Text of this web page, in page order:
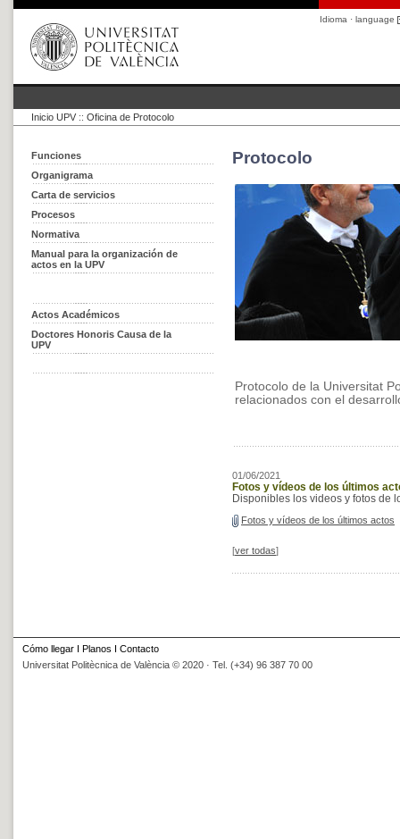
Idioma · language
Inicio UPV :: Oficina de Protocolo
Funciones
Organigrama
Carta de servicios
Procesos
Normativa
Manual para la organización de
actos en la UPV
Actos Académicos
Doctores Honoris Causa de la
UPV
Protocolo
Protocolo de la Universitat
relacionados con el
01/06/2021
Fotos y vídeos de los últimos
Disponibles los videos y fotos de
Fotos y vídeos de los últimos actos
[ver todas]
Cómo llegar I Planos I Contacto
Universitat Politècnica de València © 2020 · Tel. (+34) 96 387 70 00